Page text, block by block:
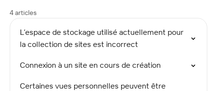
4 articles
L’espace de stockage utilisé actuellement pour
la collection de sites est incorrect
Connexion à un site en cours de création
Certaines vues personnelles peuvent être